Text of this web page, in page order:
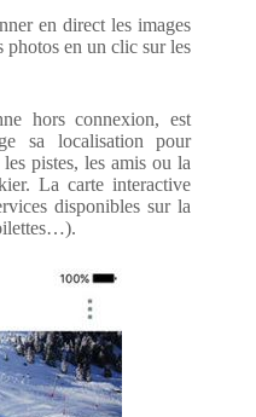
en direct les images
photos en un clic sur les
hors connexion, est
sa localisation pour
pistes, les amis ou la
La carte interactive
disponibles sur la